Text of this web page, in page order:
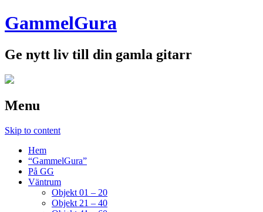
GammelGura
Ge nytt liv till din gamla gitarr
Menu
Skip to content
Hem
“GammelGura”
På GG
Väntrum
Objekt 01 – 20
Objekt 21 – 40